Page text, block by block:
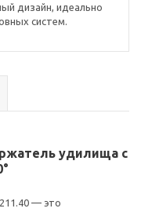
дизайн, идеально
систем.
удилища с
— это